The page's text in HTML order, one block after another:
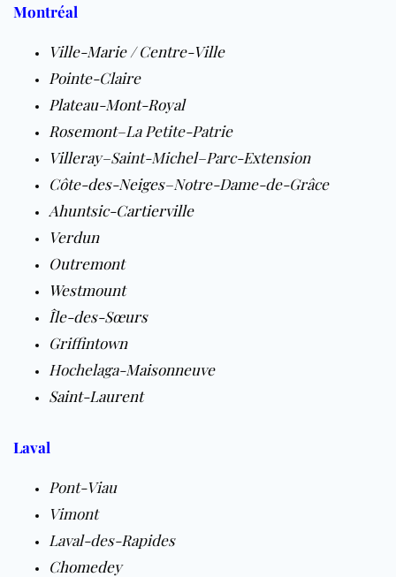
Montréal
Ville-Marie/Centre-Ville
Pointe-Claire
Plateau-Mont-Royal
Rosemont–La Petite-Patrie
Villeray–Saint-Michel–Parc-Extension
Côte-des-Neiges–Notre-Dame-de-Grâce
Ahuntsic-Cartierville
Verdun
Outremont
Westmount
Île-des-Sœurs
Griffintown
Hochelaga-Maisonneuve
Saint-Laurent
Laval
Pont-Viau
Vimont
Laval-des-Rapides
Chomedey